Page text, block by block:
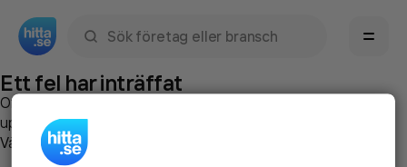
Ett fel har inträffat
Om du vill kan du
uppstod så att vi lättare och snabbare kan avhjälpa det.
Vänligen försök med följande: